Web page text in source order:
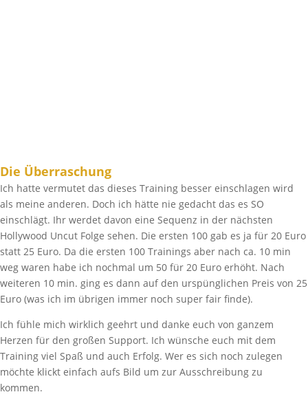
Die Überraschung
Ich hatte vermutet das dieses Training besser einschlagen wird
als meine anderen. Doch ich hätte nie gedacht das es SO
einschlägt. Ihr werdet davon eine Sequenz in der nächsten
Hollywood Uncut Folge sehen. Die ersten 100 gab es ja für 20 Euro
statt 25 Euro. Da die ersten 100 Trainings aber nach ca. 10 min
weg waren habe ich nochmal um 50 für 20 Euro erhöht. Nach
weiteren 10 min. ging es dann auf den urspünglichen Preis von 25
Euro (was ich im übrigen immer noch super fair finde).
Ich fühle mich wirklich geehrt und danke euch von ganzem
Herzen für den großen Support. Ich wünsche euch mit dem
Training viel Spaß und auch Erfolg. Wer es sich noch zulegen
möchte klickt einfach aufs Bild um zur Ausschreibung zu
kommen.